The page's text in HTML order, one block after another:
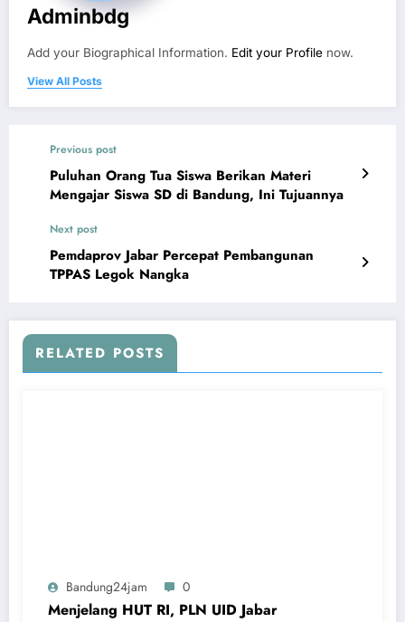
Adminbdg
Add your Biographical Information. Edit your Profile now.
View All Posts
Previous post
Puluhan Orang Tua Siswa Berikan Materi
Mengajar Siswa SD di Bandung, Ini Tujuannya
Next post
Pemdaprov Jabar Percepat Pembangunan
TPPAS Legok Nangka
RELATED POSTS
Bandung24jam 0
Menjelang HUT RI, PLN UID Jabar